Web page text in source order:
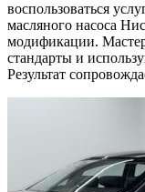
воспользоваться
масляного насоса
модификации.
стандарты и
Результат